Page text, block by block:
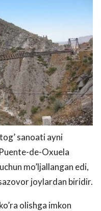
sanoati ayni
de-Oxuela
mo’ljallangan edi,
joylardan biridir.
olishga imkon